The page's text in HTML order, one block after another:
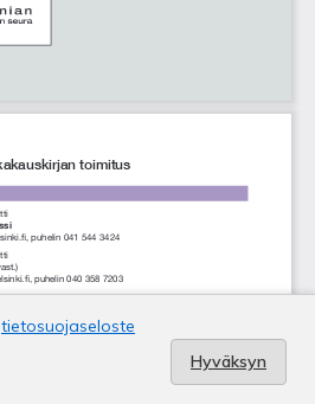
tietosuojaseloste
Hyväksyn